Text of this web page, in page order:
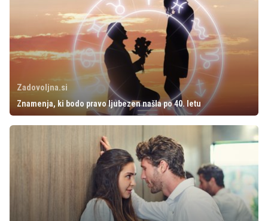
Zadovoljna.si
Znamenja, ki bodo pravo ljubezen našla po 40. letu